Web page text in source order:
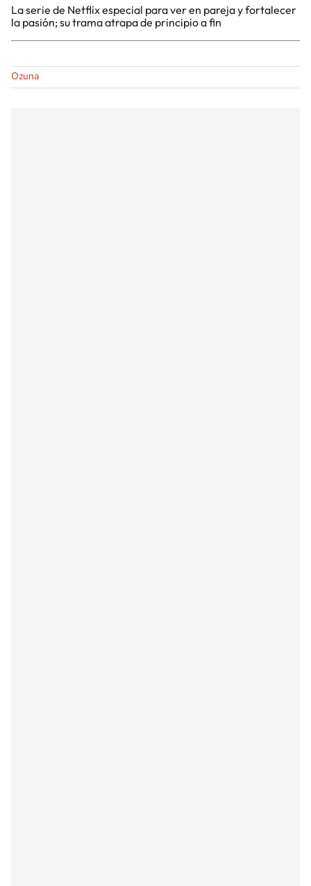
La serie de Netflix especial para ver en pareja y fortalecer
la pasión; su trama atrapa de principio a fin
Ozuna